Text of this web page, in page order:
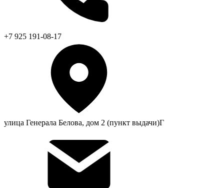
+7 925 191-08-17
улица Генерала Белова, дом 2 (пункт выдачи)Г